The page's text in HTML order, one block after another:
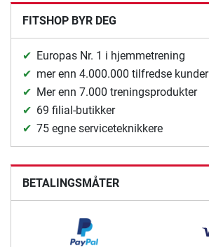
FITSHOP BYR DEG
Europas Nr. 1 i hjemmetrening
mer enn 4.000.000 tilfredse kunder
Mer enn 7.000 treningsprodukter
69 filial-butikker
75 egne serviceteknikkere
BETALINGSMÅTER